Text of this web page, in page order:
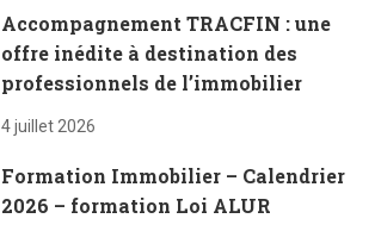
Accompagnement TRACFIN : une
offre inédite à destination des
professionnels de l’immobilier
4 juillet 2026
Formation Immobilier – Calendrier
2026 – formation Loi ALUR